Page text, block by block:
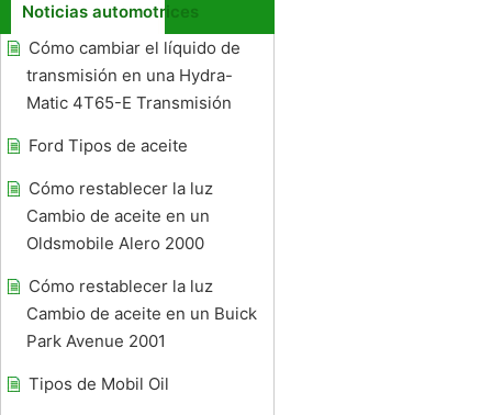
Noticias automotrices
Cómo cambiar el líquido de
transmisión en una Hydra-
Matic 4T65-E Transmisión
Ford Tipos de aceite
Cómo restablecer la luz
Cambio de aceite en un
Oldsmobile Alero 2000
Cómo restablecer la luz
Cambio de aceite en un Buick
Park Avenue 2001
Tipos de Mobil Oil